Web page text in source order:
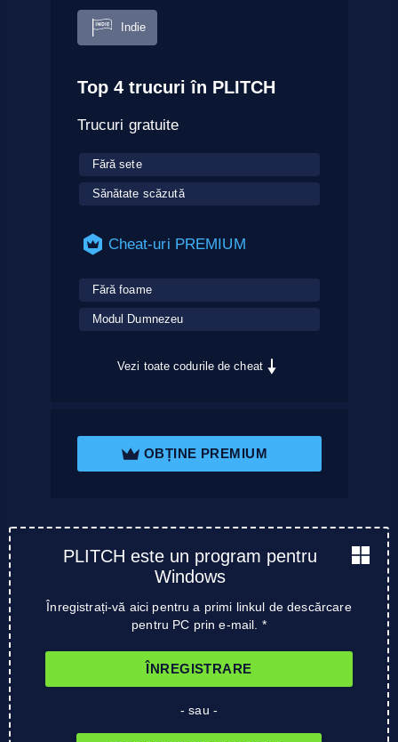
Indie
Top 4 trucuri în PLITCH
Trucuri gratuite
Fără sete
Sănătate scăzută
Cheat-uri PREMIUM
Fără foame
Modul Dumnezeu
Vezi toate codurile de cheat
OBȚINE PREMIUM
PLITCH este un program pentru
Windows
Înregistrați-vă aici pentru a primi linkul de descărcare
pentru PC prin e-mail. *
ÎNREGISTRARE
- sau -